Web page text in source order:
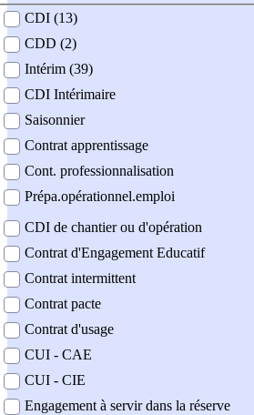
contrat
CDI (13)
CDD (2)
Intérim (39)
CDI Intérimaire
Saisonnier
Contrat apprentissage
Cont. professionnalisation
Prépa.opérationnel.emploi
CDI de chantier ou d'opération
Contrat d'Engagement Educatif
Contrat intermittent
Contrat pacte
Contrat d'usage
CUI - CAE
CUI - CIE
Engagement à servir dans la réserve